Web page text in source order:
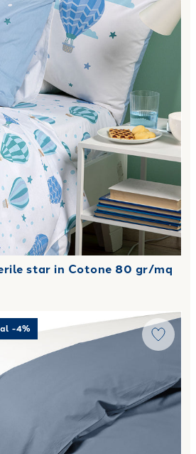
star in Cotone 80 gr/mq
Matrimoniale Percalle tinta
al -4%